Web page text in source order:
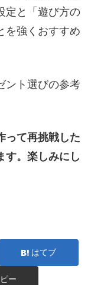
定と「遊び方の
を強くおすすめ
ント選びの参考
って再挑戦した
す。楽しみにし
はてブ
ー